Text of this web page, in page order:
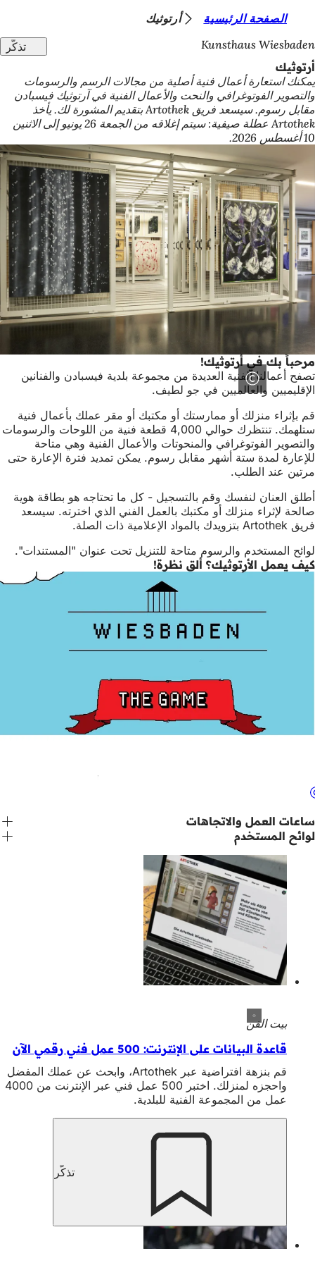
الانتقال إلى المحتوى
ن
ت
ه
ن
ا
الصفحة الرئيسية
أرتوثيك
Kunsthaus Wiesbaden
تذكّر
أرتوثيك
يمكنك استعارة أعمال فنية أصلية من مجالات الرسم والرسومات
والتصوير الفوتوغرافي والنحت والأعمال الفنية في آرتوثيك فيسبادن
مقابل رسوم. سيسعد فريق Artothek بتقديم المشورة لك. يأخذ
Artothek عطلة صيفية: سيتم إغلاقه من الجمعة 26 يونيو إلى الاثنين
10 أغسطس 2026.
مرحباً بك في أرتوثيك!
تصفح أعمالنا الفنية العديدة من مجموعة بلدية فيسبادن والفنانين
الإقليميين والعالميين في جو لطيف.
قم بإثراء منزلك أو ممارستك أو مكتبك أو مقر عملك بأعمال فنية
ستلهمك. تنتظرك حوالي 4,000 قطعة فنية من اللوحات والرسومات
والتصوير الفوتوغرافي والمنحوتات والأعمال الفنية وهي متاحة
للإعارة لمدة ستة أشهر مقابل رسوم. يمكن تمديد فترة الإعارة حتى
مرتين عند الطلب.
أطلق العنان لنفسك وقم بالتسجيل - كل ما تحتاجه هو بطاقة هوية
صالحة لإثراء منزلك أو مكتبك بالعمل الفني الذي اخترته. سيسعد
فريق Artothek بتزويدك بالمواد الإعلامية ذات الصلة.
لوائح المستخدم والرسوم متاحة للتنزيل تحت عنوان "المستندات".
كيف يعمل الأرتوثيك؟ ألق نظرة!
ساعات العمل والاتجاهات
لوائح المستخدم
بيت الفن
قاعدة البيانات على الإنترنت: 500 عمل فني رقمي الآن
قم بنزهة افتراضية عبر Artothek، وابحث عن عملك المفضل
واحجزه لمنزلك. اختبر 500 عمل فني عبر الإنترنت من 4000
عمل من المجموعة الفنية للبلدية.
تذكّر